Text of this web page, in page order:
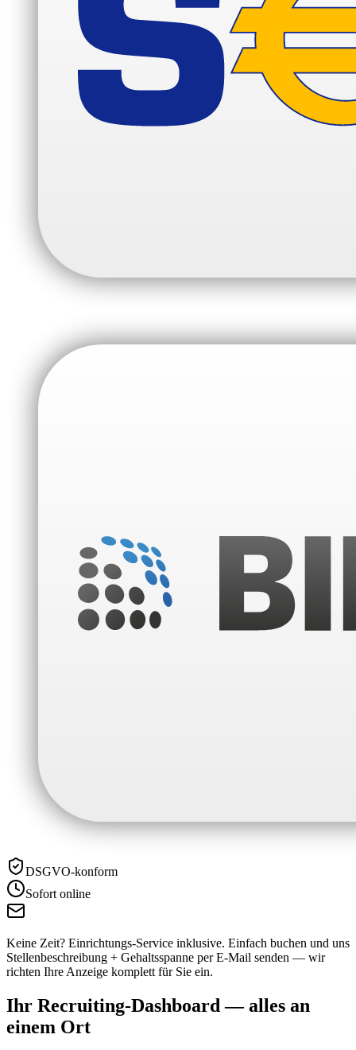
DSGVO-konform
Sofort online
Keine Zeit? Einrichtungs-Service inklusive. Einfach buchen und uns
Stellenbeschreibung + Gehaltsspanne per E-Mail senden — wir
richten Ihre Anzeige komplett für Sie ein.
Ihr Recruiting-Dashboard — alles an
einem Ort